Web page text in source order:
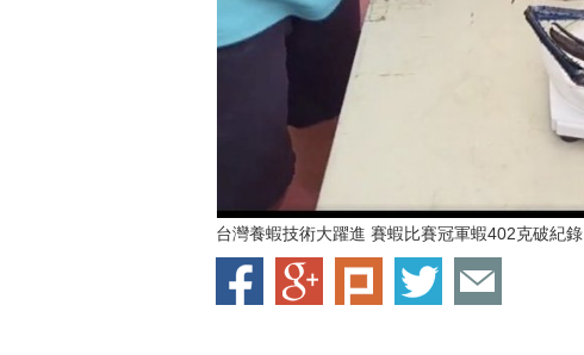
台灣養蝦技術大躍進 賽蝦比賽冠軍蝦402克破紀錄